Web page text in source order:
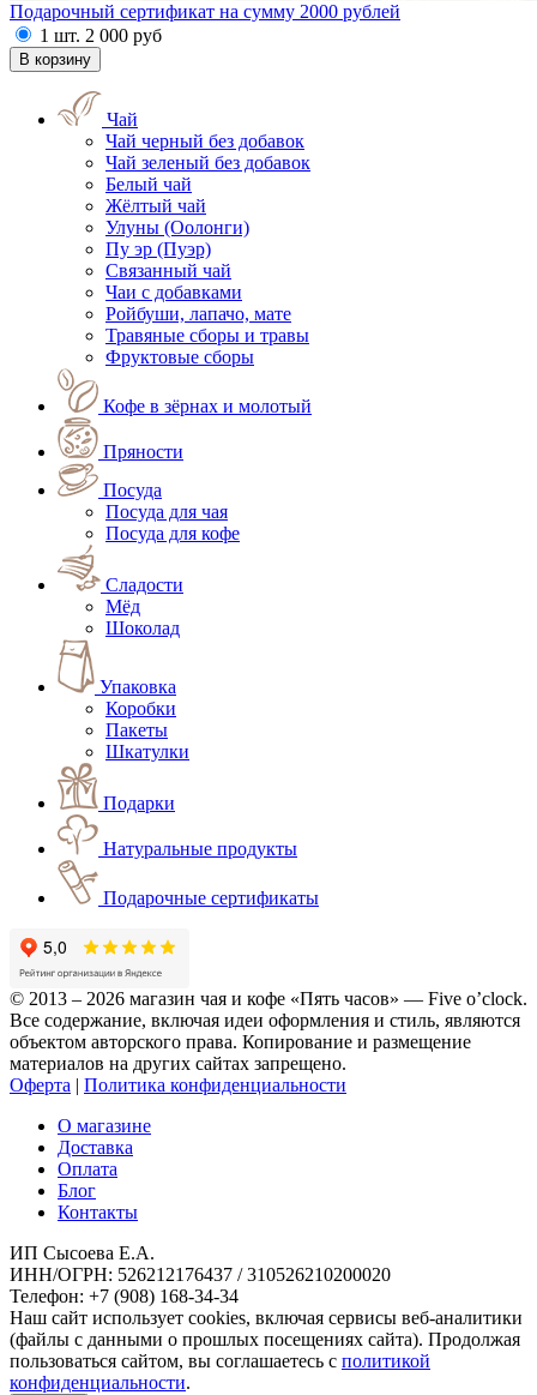
Подарочный сертификат на сумму 2000 рублей
1 шт. 2 000 руб
Чай
Чай черный без добавок
Чай зеленый без добавок
Белый чай
Жёлтый чай
Улуны (Оолонги)
Пу эр (Пуэр)
Связанный чай
Чаи с добавками
Ройбуши, лапачо, мате
Травяные сборы и травы
Фруктовые сборы
Кофе в зёрнах и молотый
Пряности
Посуда
Посуда для чая
Посуда для кофе
Сладости
Мёд
Шоколад
Упаковка
Коробки
Пакеты
Шкатулки
Подарки
Натуральные продукты
Подарочные сертификаты
© 2013 – 2026 магазин чая и кофе «Пять часов» — Five o’clock.
Все содержание, включая идеи оформления и стиль, являются
объектом авторского права. Копирование и размещение
материалов на других сайтах запрещено.
Оферта | Политика конфиденциальности
О магазине
Доставка
Оплата
Блог
Контакты
ИП Сысоева Е.А.
ИНН/ОГРН: 526212176437 / 310526210200020
Телефон: +7 (908) 168-34-34
Наш сайт использует cookies, включая сервисы веб-аналитики
(файлы с данными о прошлых посещениях сайта). Продолжая
пользоваться сайтом, вы соглашаетесь с политикой
конфиденциальности.